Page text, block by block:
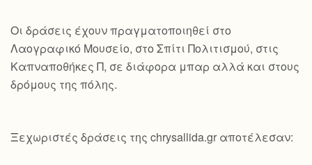
Οι δράσεις έχουν πραγματοποιηθεί στο
Λαογραφικό Μουσείο, στο Σπίτι Πολιτισμού, στις
Καπναποθήκες Π, σε διάφορα μπαρ αλλά και στους
δρόμους της πόλης.
Ξεχωριστές δράσεις της chrysallida.gr αποτέλεσαν: